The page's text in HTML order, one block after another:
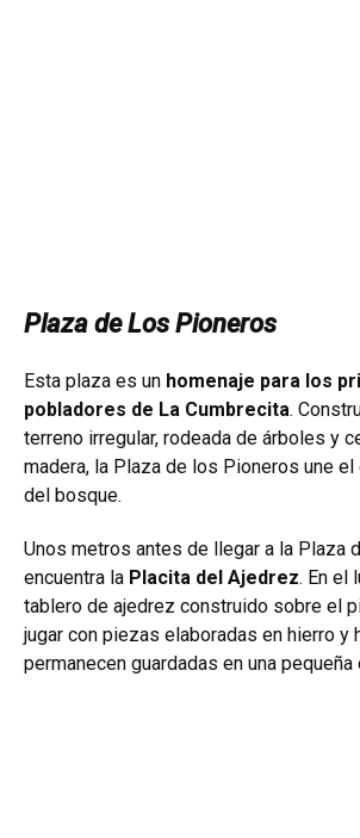
Plaza de Los Pioneros
Esta plaza es un homenaje para los
pobladores de La Cumbrecita.
terreno irregular, rodeada de árboles y
madera, la Plaza de los Pioneros une el
del bosque.
Unos metros antes de llegar a la Plaza
encuentra la Placita del Ajedrez. En el
tablero de ajedrez construido sobre el
jugar con piezas elaboradas en hierro y
permanecen guardadas en una pequeña